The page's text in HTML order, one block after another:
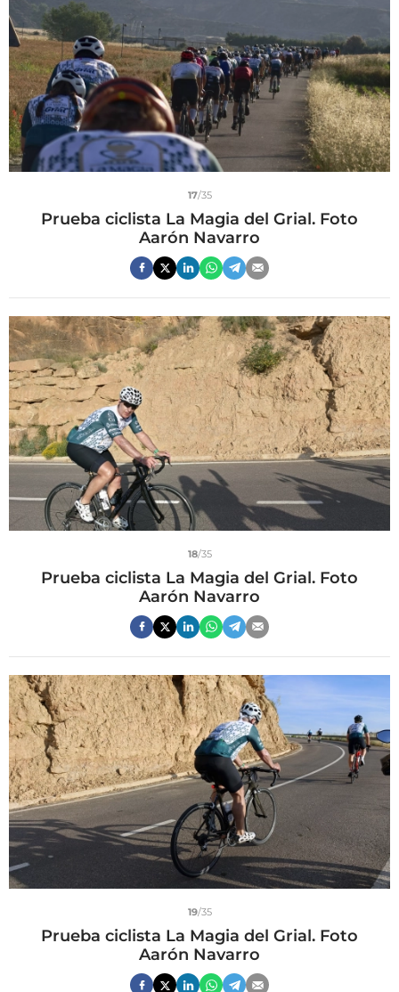
17/35
Prueba ciclista La Magia del Grial. Foto
Aarón Navarro
18/35
Prueba ciclista La Magia del Grial. Foto
Aarón Navarro
19/35
Prueba ciclista La Magia del Grial. Foto
Aarón Navarro